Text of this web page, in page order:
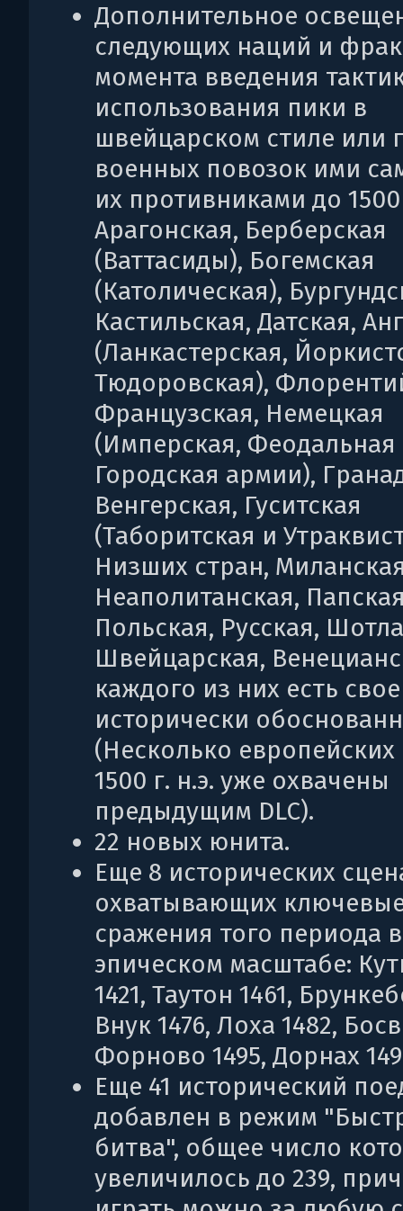
Дополнительное
следующих наций и
момента введения
использования пики в
швейцарском стиле или
военных повозок ими
их противниками до 1500
Арагонская, Берберская
(Ваттасиды), Богемская
(Католическая),
Кастильская, Датская,
(Ланкастерская,
Тюдоровская),
Французская, Немецкая
(Имперская, Феодальная
Городская армии),
Венгерская, Гуситская
(Таборитская и
Низших стран,
Неаполитанская,
Польская, Русская,
Швейцарская,
каждого из них есть свое
исторически
(Несколько
1500 г. н.э. уже охвачены
предыдущим DLC).
22 новых юнита.
Еще 8 исторических
охватывающих
сражения того периода в
эпическом масштабе:
1421, Таутон 1461,
Внук 1476, Лоха 1482,
Форново 1495, Дорнах
Еще 41 исторический
добавлен в режим
битва", общее число
увеличилось до 239,